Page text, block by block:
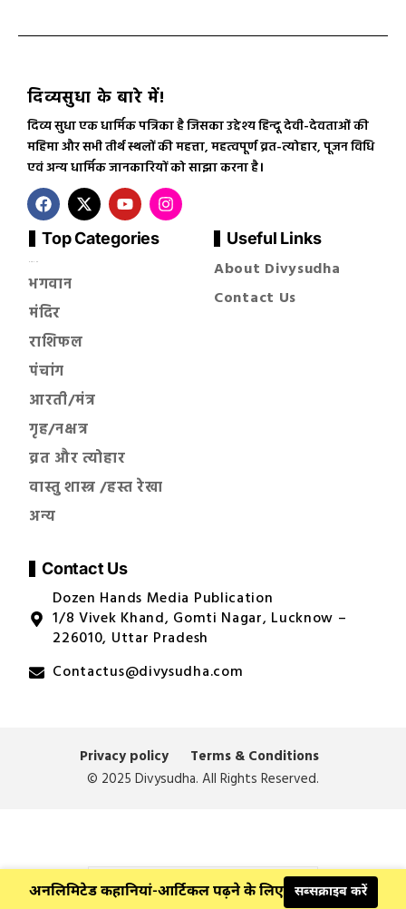
अनलिमिटेड कहानियां-आर्टिकल पढ़ने के लिए सब्सक्राइब करें
दिव्यसुधा के बारे में!
दिव्य सुधा एक धार्मिक पत्रिका है जिसका उद्देश्य हिन्दू देवी-देवताओं की
महिमा और सभी तीर्थ स्थलों की महत्ता, महत्वपूर्ण व्रत-त्योहार, पूजन विधि
एवं अन्य धार्मिक जानकारियों को साझा करना है।
Top Categories
सनातन धर्म
भगवान
मंदिर
राशिफल
पंचांग
आरती/मंत्र
गृह/नक्षत्र
व्रत और त्योहार
वास्तु शास्त्र /हस्त रेखा
अन्य
Useful Links
About Divysudha
Contact Us
Contact Us
Dozen Hands Media Publication
1/8 Vivek Khand, Gomti Nagar, Lucknow –
226010, Uttar Pradesh
Contactus@divysudha.com
Privacy policy
Terms & Conditions
© 2025 Divysudha. All Rights Reserved.
© 2026 Divysudha. All Rights Reserved.